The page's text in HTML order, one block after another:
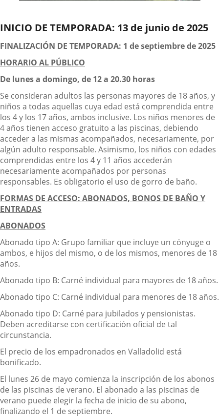
Descripción
INICIO DE TEMPORADA: 13 de junio de 2025
FINALIZACIÓN DE TEMPORADA: 1 de septiembre de 2025
HORARIO AL PÚBLICO
De lunes a domingo, de 12 a 20.30 horas
Se consideran adultos las personas mayores de 18 años, y
niños a todas aquellas cuya edad está comprendida entre
los 4 y los 17 años, ambos inclusive. Los niños menores de
4 años tienen acceso gratuito a las piscinas, debiendo
acceder a las mismas acompañados, necesariamente, por
algún adulto responsable. Asimismo, los niños con edades
comprendidas entre los 4 y 11 años accederán
necesariamente acompañados por personas
responsables. Es obligatorio el uso de gorro de baño.
FORMAS DE ACCESO: ABONADOS, BONOS DE BAÑO Y
ENTRADAS
ABONADOS
Abonado tipo A: Grupo familiar que incluye un cónyuge o
ambos, e hijos del mismo, o de los mismos, menores de 18
años.
Abonado tipo B: Carné individual para mayores de 18 años.
Abonado tipo C: Carné individual para menores de 18 años.
Abonado tipo D: Carné para jubilados y pensionistas.
Deben acreditarse con certificación oficial de tal
circunstancia.
El precio de los empadronados en Valladolid está
bonificado.
El lunes 26 de mayo comienza la inscripción de los abonos
de las piscinas de verano. El abonado a las piscinas de
verano puede elegir la fecha de inicio de su abono,
finalizando el 1 de septiembre.